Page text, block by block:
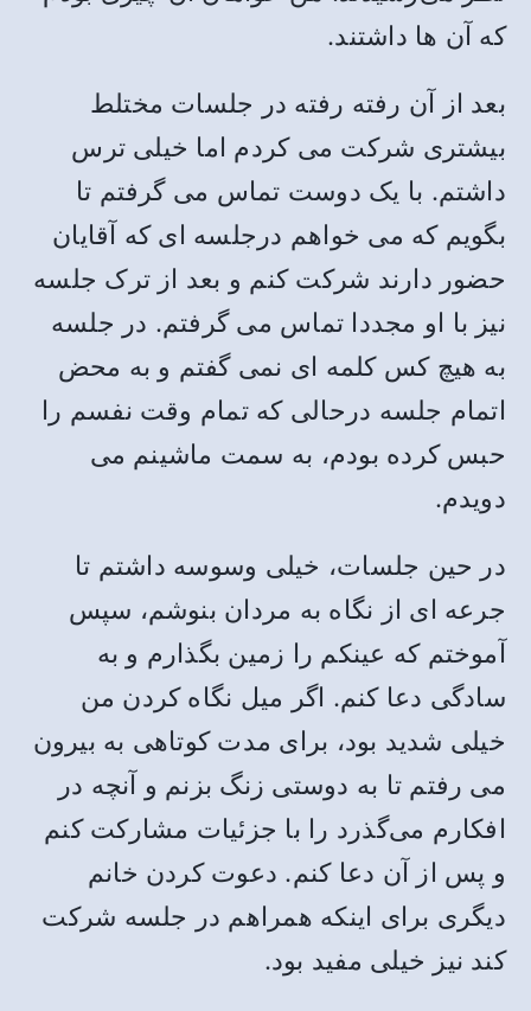
که آن ها داشتند.
بعد از آن رفته رفته در جلسات مختلط
بیشتری شرکت می کردم اما خیلی ترس
داشتم‌. با یک دوست تماس می گرفتم تا
بگویم که می خواهم درجلسه ای که آقایان
حضور دارند شرکت کنم و بعد از ترک جلسه
نیز با او مجددا تماس می گرفتم. در جلسه
به هیچ کس کلمه ای نمی گفتم و به محض
اتمام جلسه درحالی که تمام وقت نفسم را
حبس کرده بودم، به سمت ماشینم می
دویدم.
در حین جلسات، خیلی وسوسه داشتم تا
جرعه ای از نگاه به مردان بنوشم، سپس
آموختم که عینکم را زمین بگذارم و به
سادگی دعا کنم. اگر میل نگاه کردن من
خیلی شدید بود، برای مدت کوتاهی به بیرون
می‌ رفتم تا به دوستی زنگ بزنم و آنچه در
افکارم می‌گذرد را با جزئیات مشارکت کنم
و پس از آن دعا کنم. دعوت کردن خانم
دیگری برای اینکه همراهم در جلسه شرکت
کند نیز خیلی مفید بود.